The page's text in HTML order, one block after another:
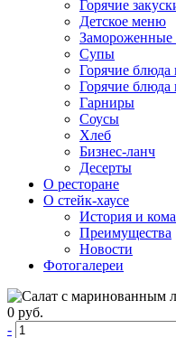
Горячие
Детское меню
Замороженные
Супы
Горячие блюда
Горячие
Гарниры
Соусы
Хлеб
Бизнес-ланч
Десерты
О ресторане
О стейк-хаусе
История и
Преимущества
Новости
Фотогалереи
0 руб.
-